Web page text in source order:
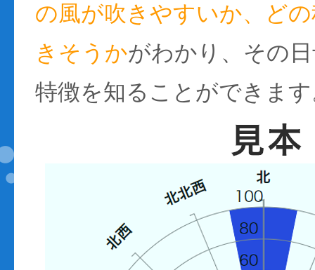
の風が吹きやすいか、ど
きそうかがわかり、その
特徴を知ることができま